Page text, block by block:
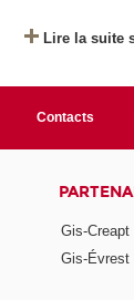
Lire la suite
Contacts
Gis-Creapt
Gis-Évrest